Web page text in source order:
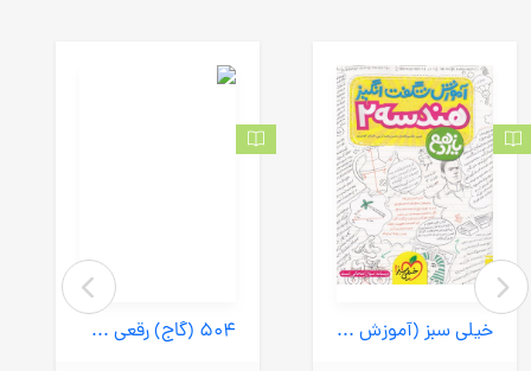
504 (گاج) رقعی شومیز
خیلی سبز (آموزش شگفت) - هندسه 2 یازدهم